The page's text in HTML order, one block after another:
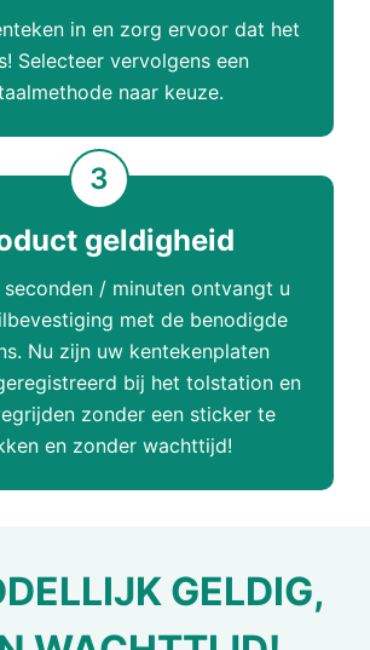
in en zorg ervoor dat het
Selecteer vervolgens een
naar keuze.
3
geldigheid
seconden / minuten ontvangt u
met de benodigde
Nu zijn uw kentekenplaten
bij het tolstation en
zonder een sticker te
en zonder wachttijd!
GELDIG,